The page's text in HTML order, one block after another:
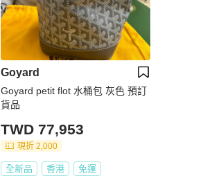
Goyard
Goyard petit flot 水桶包 灰色 預訂
貨品
TWD 77,953
現折 2,000
全新品 香港 免運